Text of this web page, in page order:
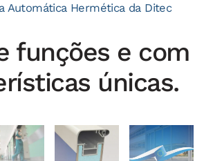
Automática Hermética da Ditec
funções e com
únicas.